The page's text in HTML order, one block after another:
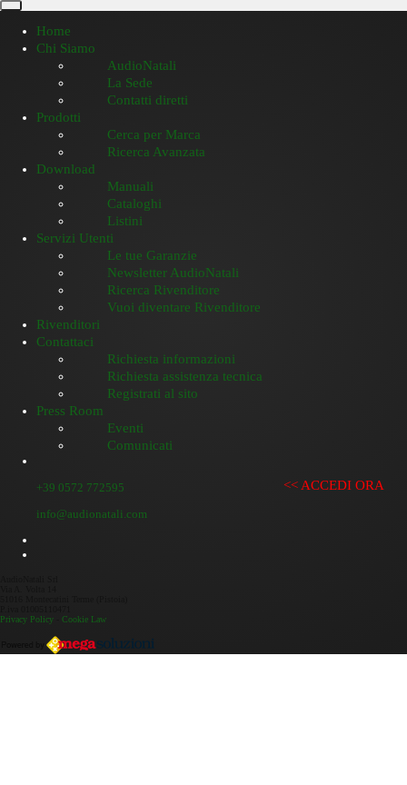
Home
Chi Siamo
AudioNatali
La Sede
Contatti diretti
Prodotti
Cerca per Marca
Ricerca Avanzata
Download
Manuali
Cataloghi
Listini
Servizi Utenti
Le tue Garanzie
Newsletter AudioNatali
Ricerca Rivenditore
Vuoi diventare Rivenditore
Rivenditori
Contattaci
Richiesta informazioni
Richiesta assistenza tecnica
Registrati al sito
Press Room
Eventi
Comunicati
<< ACCEDI ORA
+39 0572 772595
info@audionatali.com
Privacy Policy
Cookie Law